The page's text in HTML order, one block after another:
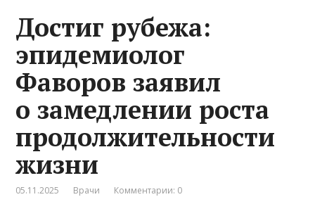
Достиг рубежа:
эпидемиолог
Фаворов заявил
о замедлении роста
продолжительности
жизни
05.11.2025 Врачи Комментарии: 0